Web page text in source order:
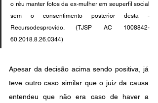
o réu manter fotos da ex-mulher em seuperfil social
sem o consentimento posterior desta -
Recursodesprovido. (TJSP AC 1008842-
60.2018.8.26.0344)
Apesar da decisão acima sendo positiva, já
teve outro caso similar que o juiz da causa
entendeu que não era caso de haver a